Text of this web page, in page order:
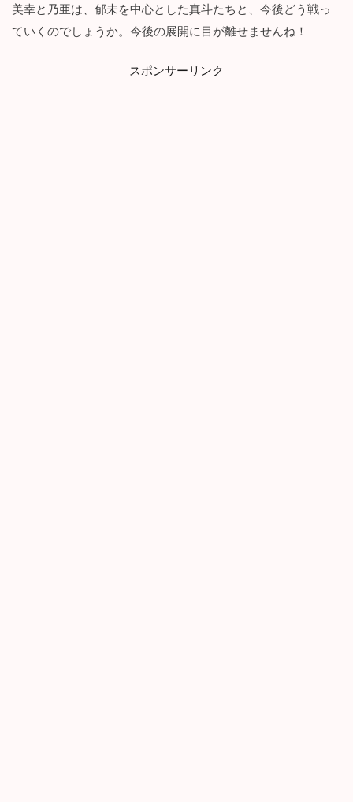
美幸と乃亜は、郁未を中心とした真斗たちと、今後どう戦っ
ていくのでしょうか。今後の展開に目が離せませんね！
スポンサーリンク